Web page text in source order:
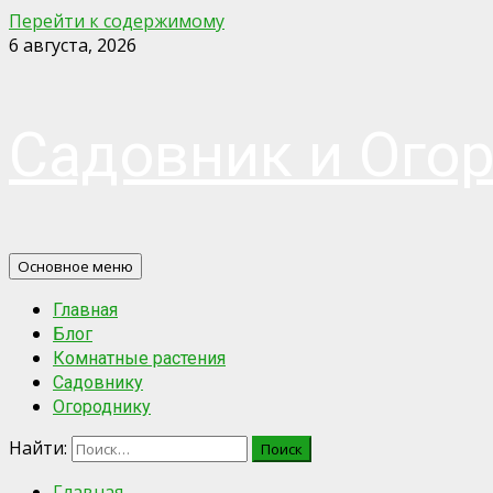
Перейти к содержимому
6 августа, 2026
Основное меню
Главная
Блог
Комнатные растения
Садовнику
Огороднику
Найти: